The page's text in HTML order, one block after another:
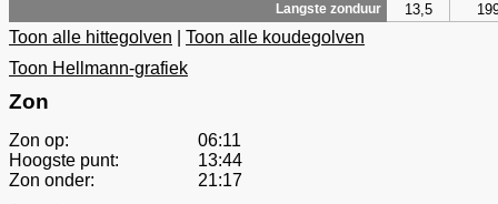
Langste zonduur 13,5
Toon alle hittegolven
Toon alle koudegolven
Toon Hellmann-grafiek
Zon
Zon op:
06:11
Hoogste punt:
13:44
Zon onder:
21:17